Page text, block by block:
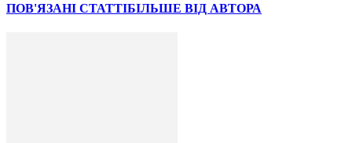
ПОВ'ЯЗАНІ СТАТТІБІЛЬШЕ ВІД АВТОРА